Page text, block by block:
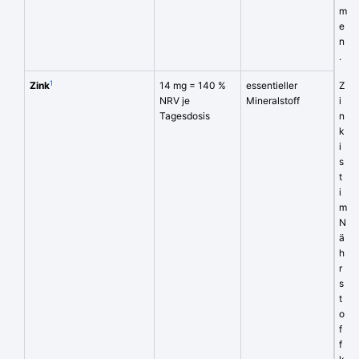
m
e
n
.
Zink1
14 mg = 140 %
NRV je
Tagesdosis
essentieller
Mineralstoff
Z
i
n
k
i
s
t
i
m
N
ä
h
r
s
t
o
f
f